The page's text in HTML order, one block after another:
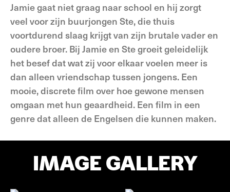
Jamie gaat niet graag naar school en hij zorgt
veel voor zijn buurjongen Ste, die thuis
voortdurend slaag krijgt van zijn brutale vader en
oudere broer. Bij Jamie en Ste groeit geleidelijk
het besef dat wat zij voor elkaar voelen meer is
dan alleen vriendschap tussen jongens. Een
mooie, discrete film over hoe gewone mensen
omgaan met hun geaardheid. Een film in een
genre dat alleen de Engelsen die kunnen maken.
IMAGE GALLERY